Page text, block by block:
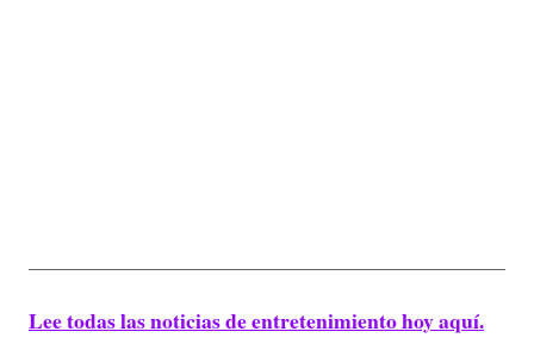
Lee todas las noticias de entretenimiento hoy aquí.